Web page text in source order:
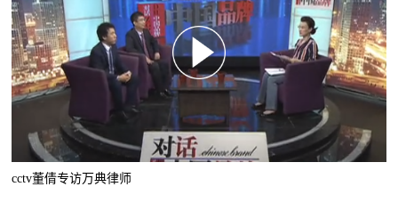
cctv董倩专访万典律师